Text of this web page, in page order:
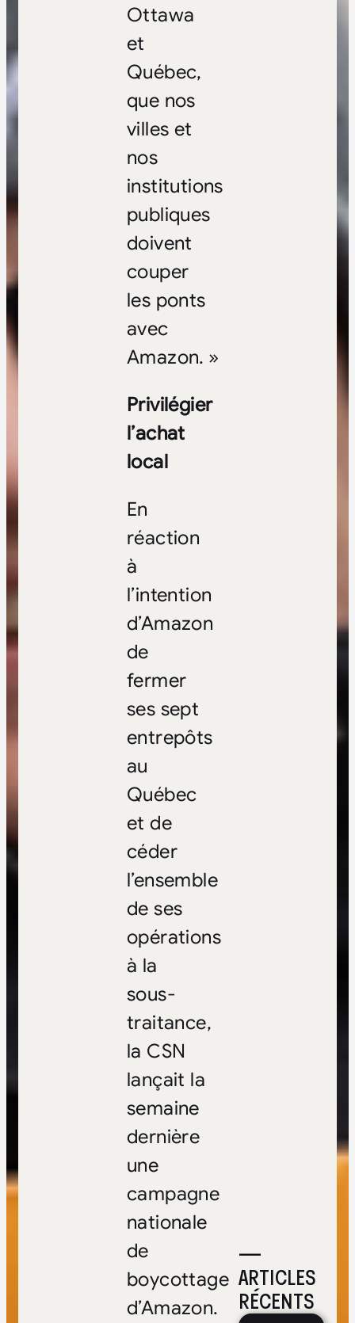
—
ARTICLES
RÉCENTS
Ottawa
et
Québec,
que nos
villes et
nos
institutions
publiques
doivent
couper
les ponts
avec
Amazon. »
Privilégier
l’achat
local
En
réaction
à
l’intention
d’Amazon
de
fermer
ses sept
entrepôts
au
Québec
et de
céder
l’ensemble
de ses
opérations
à la
sous-
traitance,
la CSN
lançait la
semaine
dernière
une
campagne
nationale
de
boycottage
d’Amazon.